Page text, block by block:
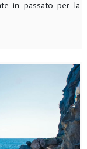
in passato per la